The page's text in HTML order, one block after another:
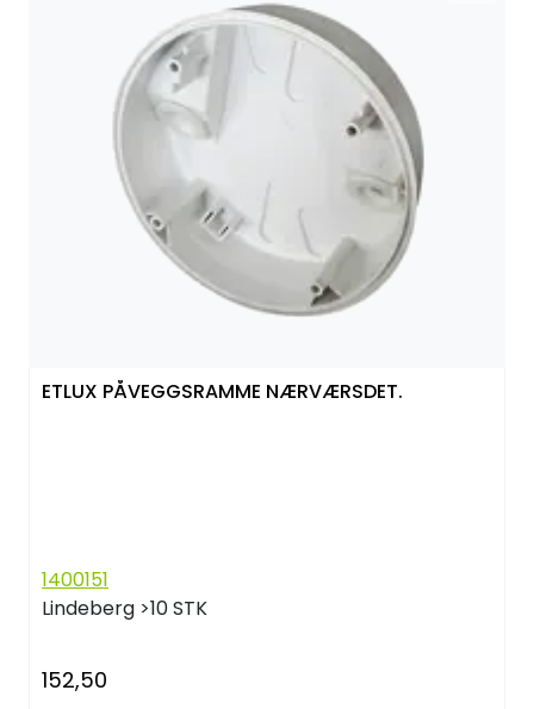
ETLUX PÅVEGGSRAMME NÆRVÆRSDET.
1400151
Lindeberg >10 STK
152,50